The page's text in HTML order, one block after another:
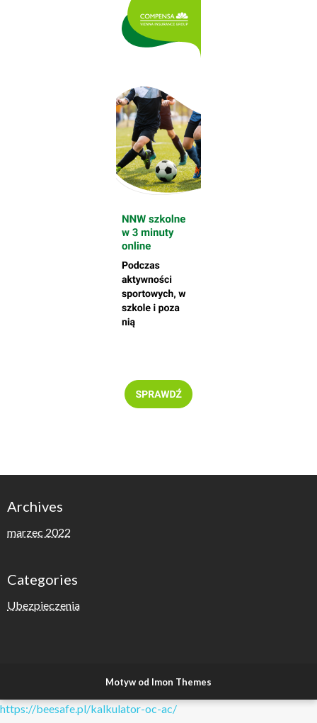
Archives
marzec 2022
Categories
Ubezpieczenia
Motyw od Imon Themes
https://beesafe.pl/kalkulator-oc-ac/